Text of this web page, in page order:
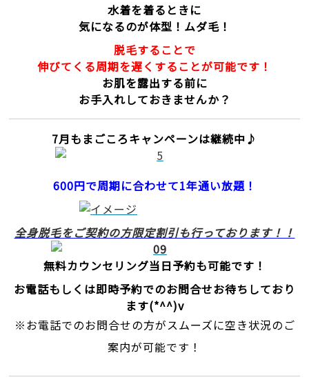
水着を着るときに
気になるのが体型！ムダ毛！
脱毛することで
伸びてくる周期を遅くすることが可能です！
お肌を露出する前に
お手入れしておきませんか？
7月もまごころキャンペーンは継続中♪
600円で周期に合わせて1年通い放題！
全身脱毛をご契約の方限定割引も行っております！！
無料カウンセリング当日予約も可能です！
お電話もしくは即時予約でのお問合せお待ちしており
ます(*^^)v
※お電話でのお問合せの方がスムーズに空き状況のご
案内が可能です！